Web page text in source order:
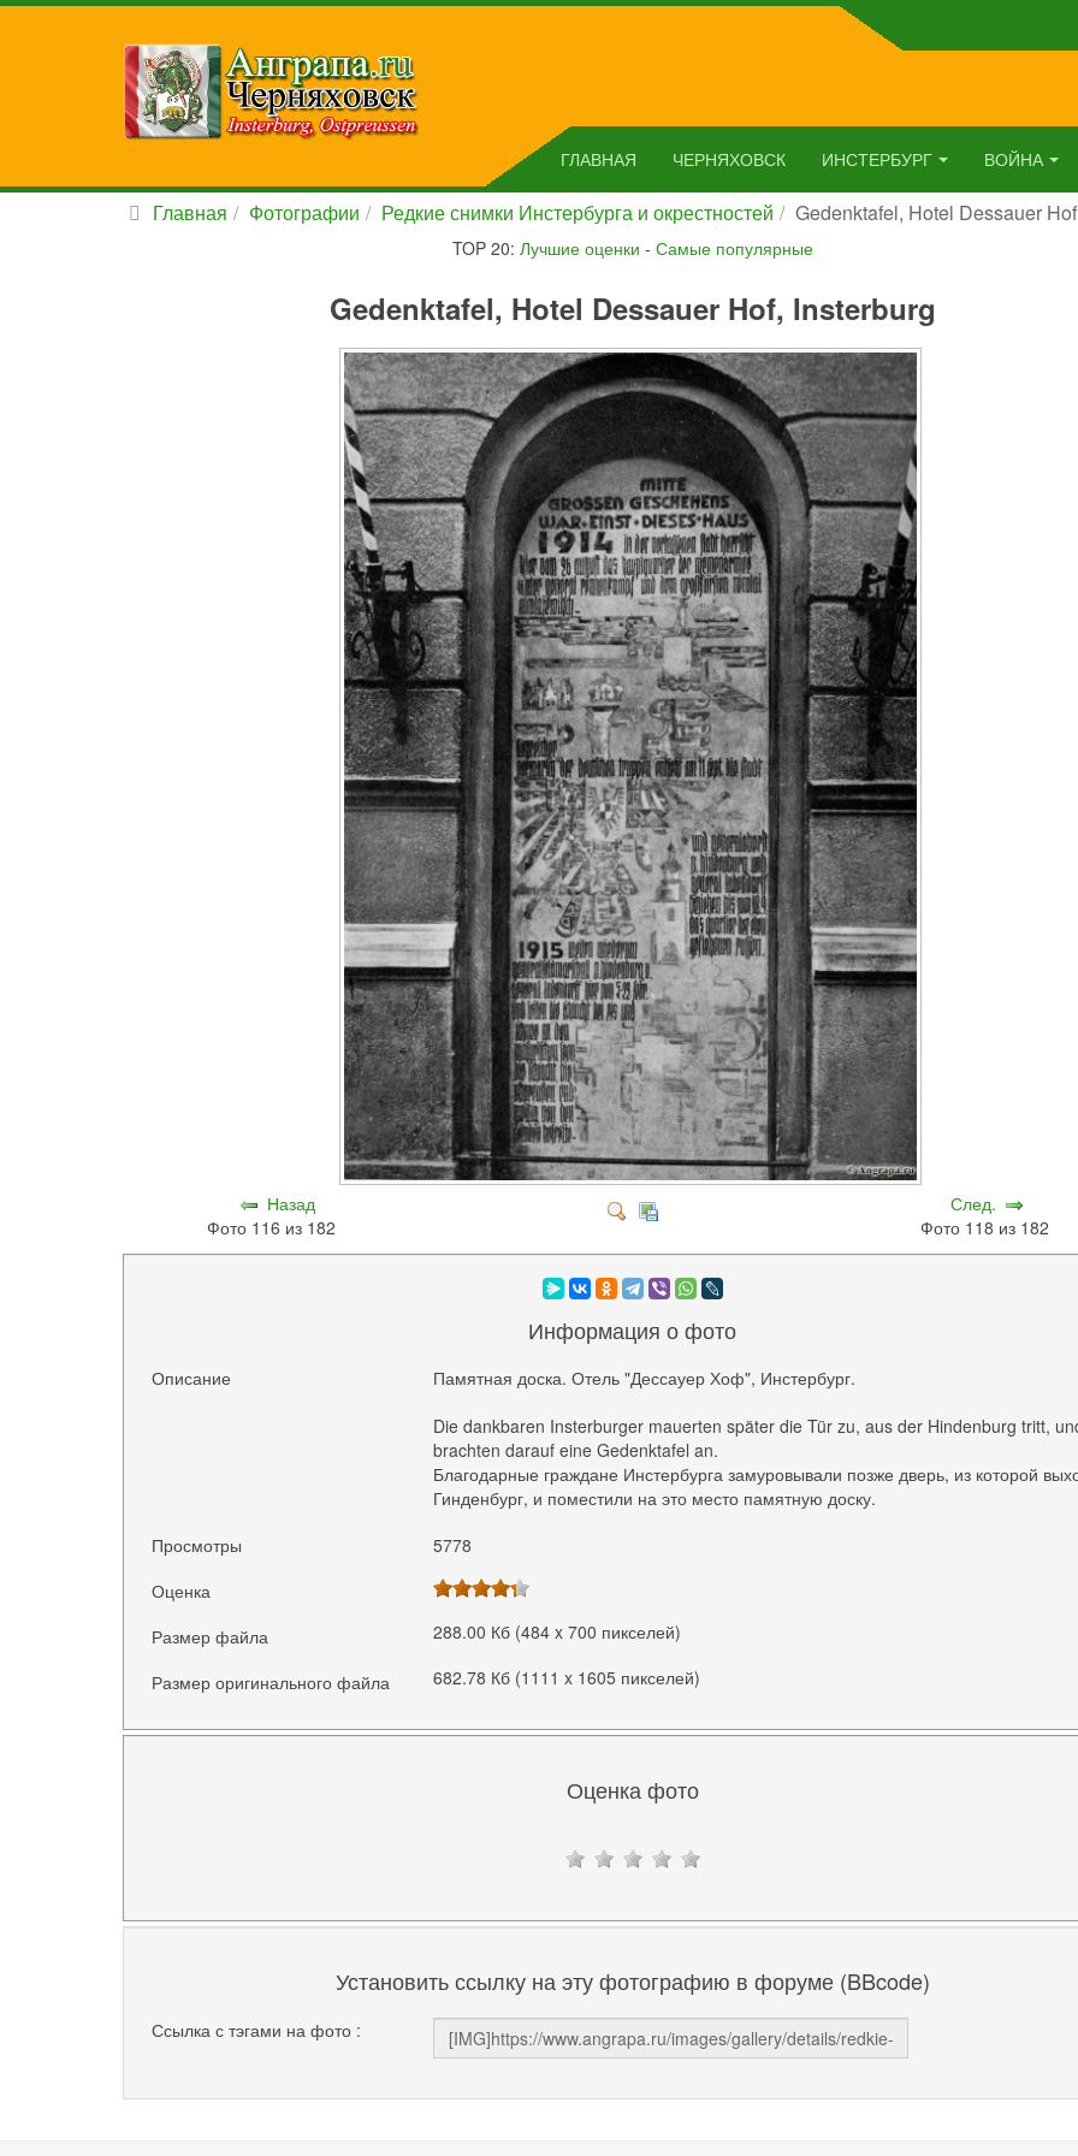
ГЛАВНАЯ ЧЕРНЯХОВСК ИНСТЕРБУРГ ВОЙНА
Главная Фотографии Редкие снимки Инстербурга и окрестностей Gedenktafel, Hotel Dessauer
TOP 20: Лучшие оценки - Самые популярные
Gedenktafel, Hotel Dessauer Hof, Insterburg
Назад
Фото 116 из 182
След.
Фото 118 из 182
Информация о фото
Описание
Памятная доска. Отель "Дессауер Хоф", Инстербург.
Die dankbaren Insterburger mauerten später die Tür zu, aus der Hindenburg tritt,
brachten darauf eine Gedenktafel an.
Благодарные граждане Инстербурга замуровывали позже дверь, из которой
Гинденбург, и поместили на это место памятную доску.
Просмотры
5778
Оценка
Размер файла
288.00 Кб (484 x 700 пикселей)
Размер оригинального файла 682.78 Кб (1111 x 1605 пикселей)
Оценка фото
Установить ссылку на эту фотографию в форуме (BBcode)
Ссылка с тэгами на фото :